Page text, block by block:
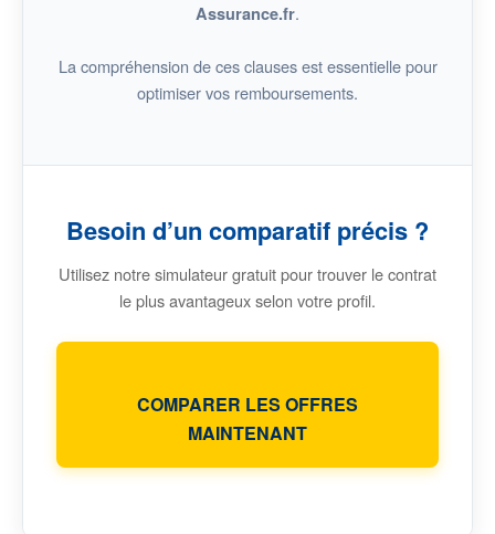
Assurance.fr.
La compréhension de ces clauses est essentielle pour
optimiser vos remboursements.
Besoin d’un comparatif précis ?
Utilisez notre simulateur gratuit pour trouver le contrat
le plus avantageux selon votre profil.
COMPARER LES OFFRES
MAINTENANT